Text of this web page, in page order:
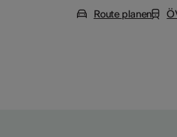
Route planen